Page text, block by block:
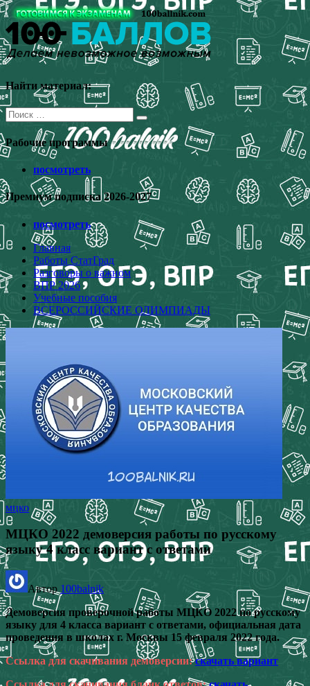
Перейти
к
содержимому
Найти материал:
Поиск
для:
Рабочие программы
посмотреть
Премиум подписка 2026-2027
посмотреть
Главная
Работы СтатГрад
Разговоры о важном
ВПР 2026
Учебные пособия
ВСЕРОССИЙСКИЕ ОЛИМПИАДЫ
мцко
МЦКО 2022 демоверсия работы по русскому
языку 4 класс вариант с ответами
Автор 100balnik
Демоверсия проверочной работы МЦКО 2022 по русскому
языку для 4 класса вариант с ответами, официальная дата
проведения в школах г. Москвы 15 февраля 2022 года.
Ссылка для скачивания демоверсии: скачать вариант